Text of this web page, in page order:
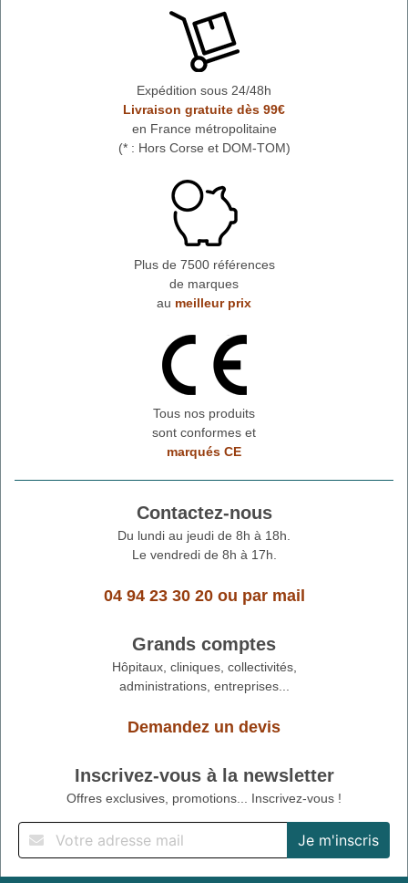
Expédition sous 24/48h
Livraison gratuite dès 99€
en France métropolitaine
(* : Hors Corse et DOM-TOM)
Plus de 7500 références
de marques
au meilleur prix
Tous nos produits
sont conformes et
marqués CE
Contactez-nous
Du lundi au jeudi de 8h à 18h.
Le vendredi de 8h à 17h.
04 94 23 30 20ou par mail
Grands comptes
Hôpitaux, cliniques, collectivités,
administrations, entreprises...
Demandez un devis
Inscrivez-vous à la newsletter
Offres exclusives, promotions... Inscrivez-vous !